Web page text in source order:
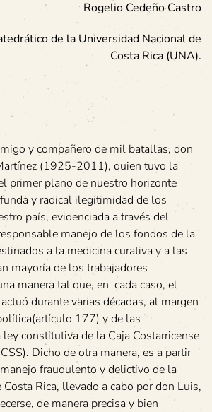
Rogelio Cedeño Castro
de la Universidad Nacional de
Costa Rica (UNA).
y compañero de mil batallas, don
(1925-2011), quien tuvo la
primer plano de nuestro horizonte
y radical ilegitimidad de los
país, evidenciada a través del
manejo de los fondos de la
a la medicina curativa y a las
mayoría de los trabajadores
manera tal que, en cada caso, el
durante varias décadas, al margen
177) y de las
constitutiva de la Caja Costarricense
Dicho de otra manera, es a partir
fraudulento y delictivo de la
Rica, llevado a cabo por don Luis,
de manera precisa y bien